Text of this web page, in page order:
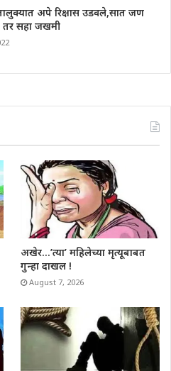
अपे रिक्षास उडवले,सात जण
तर सहा जखमी
अखेर…’त्या’ महिलेच्या मृत्यूबाबत
गुन्हा दाखल !
August 7, 2026